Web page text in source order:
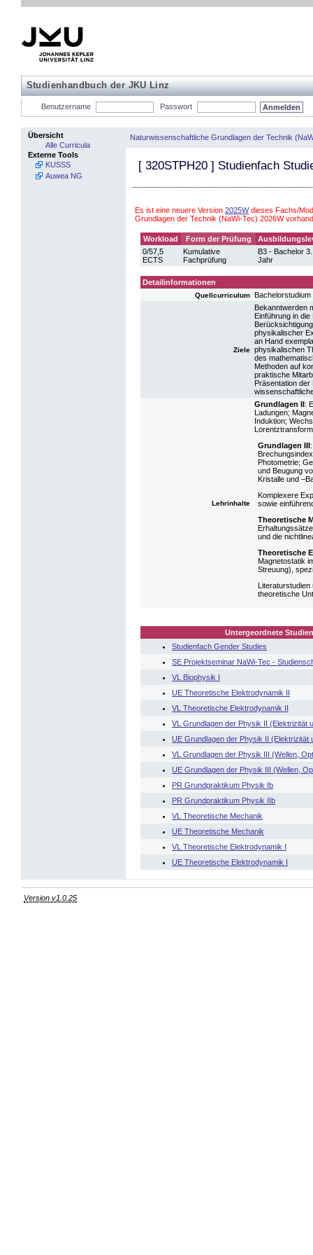
Studienhandbuch der JKU Linz
Benutzername Passwort
Übersicht
Alle Curricula
Externe Tools
KUSSS
Auwea NG
Naturwissenschaftliche Grundlagen der Technik
[ 320STPH20 ] Studienfach
Es ist eine neuere Version 2025Wdieses Fachs/
Grundlagen der Technik (NaWi-Tec) 2026W
Workload Form der Prüfung
0/57,5
ECTS
Kumulative
Fachprüfung
B3 - Bachelor 3.
Jahr
Detailinformationen
Quellcurriculum
Ziele
Bekanntwerden
Einführung in
physikalischer
an Hand
physikalischen
des
Methoden auf
praktische
Präsentation
Lehrinhalte
Grundlagen II:
Ladungen;
Induktion;
Grundlagen III
Photometrie;
und Beugung
Kristalle und
Komplexere
sowie
Theoretische
und die
Theoretische
Magnetostatik
Streuung),
Literaturstudien
theoretische
Untergeordnete
Studienfach Gender Studies
SE Projektseminar NaWi-Tec -
VL Biophysik I
UE Theoretische Elektrodynamik II
VL Theoretische Elektrodynamik II
VL Grundlagen der Physik II (Elektrizität
UE Grundlagen der Physik II (Elektrizität
VL Grundlagen der Physik III (Wellen,
UE Grundlagen der Physik III (Wellen,
PR Grundpraktikum Physik Ib
PR Grundpraktikum Physik IIb
VL Theoretische Mechanik
UE Theoretische Mechanik
VL Theoretische Elektrodynamik I
UE Theoretische Elektrodynamik I
Version v1.0.25